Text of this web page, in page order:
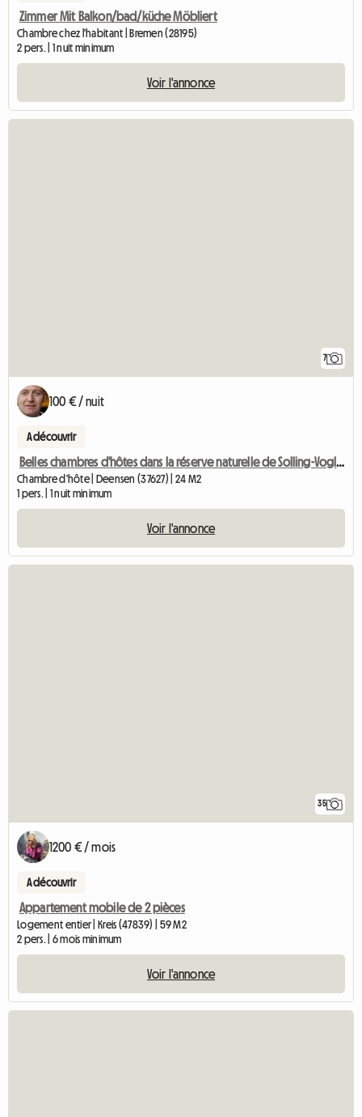
Zimmer Mit Balkon/bad/küche Möbliert
Chambre chez l'habitant | Bremen (28195)
2 pers. | 1 nuit minimum
Voir l'annonce
7
100 € / nuit
A découvrir
Belles chambres d'hôtes dans la réserve naturelle de Solling-Vogler
Chambre d'hôte | Deensen (37627) | 24 M2
1 pers. | 1 nuit minimum
Voir l'annonce
35
1200 € / mois
A découvrir
Appartement mobile de 2 pièces
Logement entier | Kreis (47839) | 59 M2
2 pers. | 6 mois minimum
Voir l'annonce